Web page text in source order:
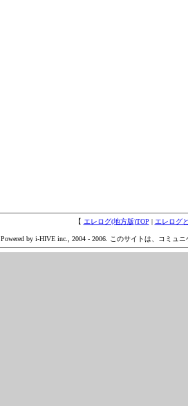
【 エレログ(地方版)TOP | エレログ
Powered by i-HIVE inc., 2004 - 2006. このサイトは、コミュ